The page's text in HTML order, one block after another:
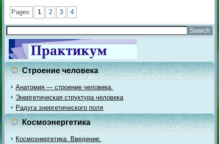
Pages: 1 2 3 4
Строение человека
Анатомия — строение человека.
Энергетическая структура человека
Радуга энергетического поля
Космоэнергетика
Космоэнергетика. Введение.